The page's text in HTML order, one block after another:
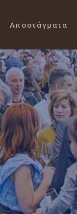
Αποστάγματα